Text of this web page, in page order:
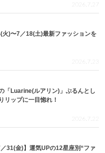
2026.7.27
火)〜7／18(土)最新ファッションを
2026.7.23
「Luarine(ルアリン)」ぷるんとし
リップに一目惚れ！
2026.7.22
31(金)】運気UPの12星座別“ファ